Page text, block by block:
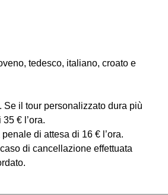
tedesco, italiano, croato e
il tour personalizzato dura più
€ l’ora.
di attesa di 16 € l’ora.
di cancellazione effettuata